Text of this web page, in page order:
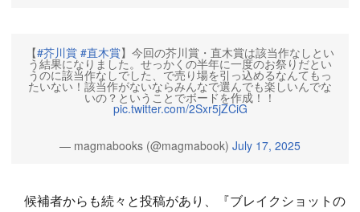
【#芥川賞 #直木賞】今回の芥川賞・直木賞は該当作なしとい
う結果になりました。せっかくの半年に一度のお祭りだとい
うのに該当作なしでした、で売り場を引っ込めるなんてもっ
たいない！該当作がないならみんなで選んでも楽しいんでな
いの？ということでボードを作成！！
pic.twitter.com/2Sxr5jZCiG
— magmabooks (@magmabook) July 17, 2025
候補者からも続々と投稿があり、『ブレイクショットの